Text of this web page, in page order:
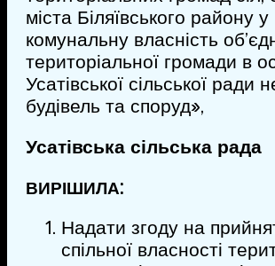
міста Біляївського району у
комунальну власність
територіальної громади в
Усатівської сільської ради
будівель та споруд»,
Усатівська сільська рада
ВИРІШИЛА:
Надати згоду на
спільної власності